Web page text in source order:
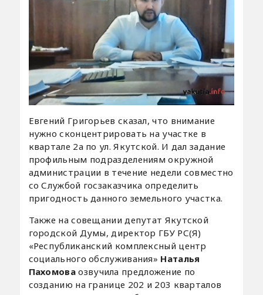
Евгений Григорьев сказал, что внимание
нужно сконцентрировать на участке в
квартале 2а по ул. Якутской. И дал задание
профильным подразделениям окружной
администрации в течение недели совместно
со Службой госзаказчика определить
пригодность данного земельного участка.
Также на совещании депутат Якутской
городской Думы, директор ГБУ РС(Я)
«Республиканский комплексный центр
социального обслуживания» Наталья
Пахомова озвучила предложение по
созданию на границе 202 и 203 кварталов